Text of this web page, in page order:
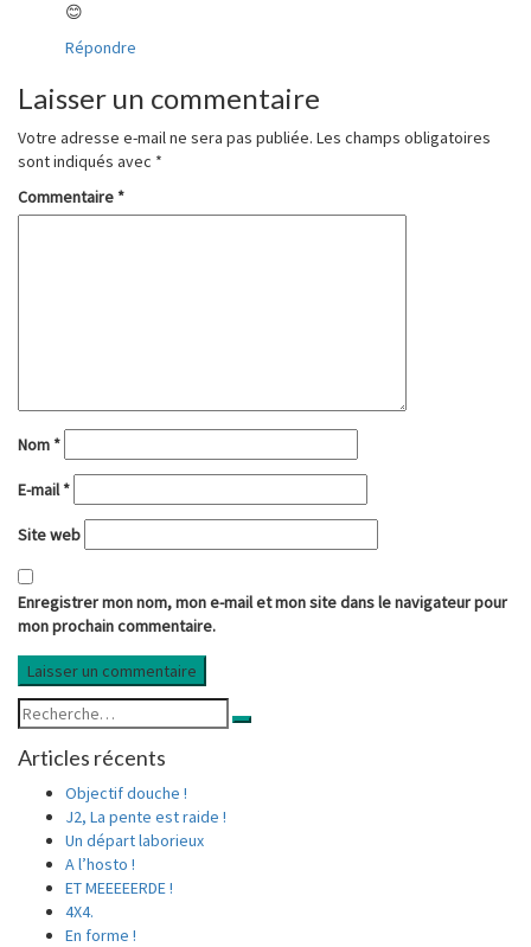
😊
Répondre
Laisser un commentaire
Votre adresse e-mail ne sera pas publiée. Les champs obligatoires
sont indiqués avec *
Commentaire *
Nom *
E-mail*
Site web
Enregistrer mon nom, mon e-mail et mon site dans le navigateur pour
mon prochain commentaire.
Rechercher :
Recherche
Articles récents
Objectif douche !
J2, La pente est raide !
Un départ laborieux
A l’hosto !
ET MEEEEERDE !
4X4.
En forme !